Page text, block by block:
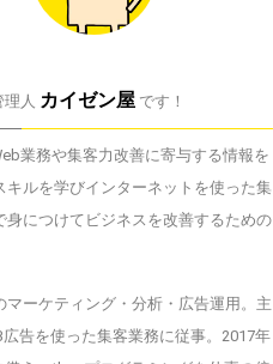
人 カイゼン屋 です！
業務や集客力改善に寄与する情報を
キルを学びインターネットを使った集
身につけてビジネスを改善するための
マーケティング・分析・広告運用。主
広告を使った集客業務に従事。2017年